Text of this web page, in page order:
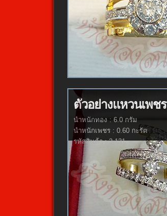
ตัวอย่างแหวนเพชร
นำหนักทอง : 6.0 กรัม
นำหนักเพชร : 0.60 กะรัต
รหัสสินค้า : 2-131